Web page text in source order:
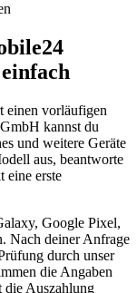
einen vorläufigen
kannst du
und weitere Geräte
aus, beantworte
eine erste
Google Pixel,
Nach deiner Anfrage
durch unser
die Angaben
die Auszahlung